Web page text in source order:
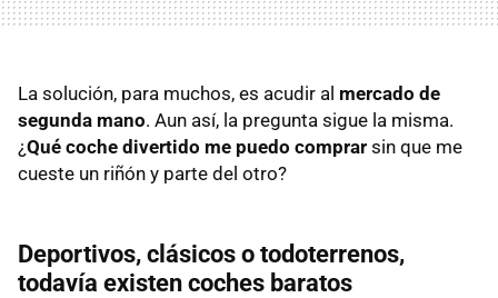
La solución, para muchos, es acudir al mercado de
segunda mano. Aun así, la pregunta sigue la misma.
¿Qué coche divertido me puedo comprar sin que me
cueste un riñón y parte del otro?
Deportivos, clásicos o todoterrenos,
todavía existen coches baratos